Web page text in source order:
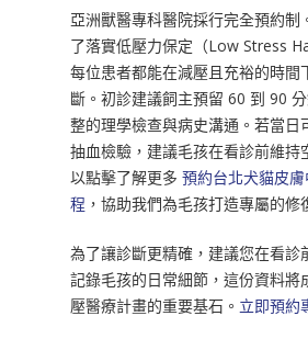
亞洲獸醫專科醫院採行完全預約制
了落實低壓力保定（Low Stress
每位患者都能在減壓且充裕的時間
斷。初診建議飼主預留 60 到 90
整的理學檢查與病史溝通。若當日
抽血檢驗，建議毛孩在看診前維持
以點擊了解更多 預約台北犬貓皮
程 ，協助我們為毛孩打造專屬的修
為了讓診斷更精確，建議您在看診
記錄毛孩的日常細節，這份資料將
壓醫療計畫的重要基石。 立即預約